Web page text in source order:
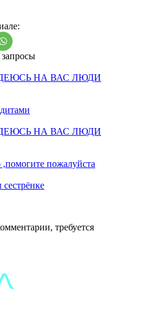
НА ВАС ЛЮДИ
НА ВАС ЛЮДИ
пожалуйста
требуется